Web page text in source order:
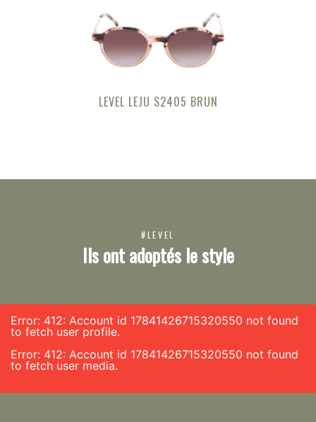
LEVEL LEJU S2405 BRUN
#LEVEL
Ils ont adoptés le style
Error: 412: Account id 17841426715320550 not found
to fetch user profile.
Error: 412: Account id 17841426715320550 not found
to fetch user media.